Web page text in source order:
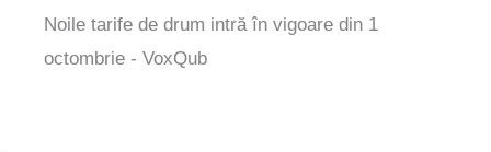
Noile tarife de drum intră în vigoare din 1
octombrie - VoxQub